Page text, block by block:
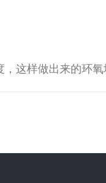
这样做出来的环氧